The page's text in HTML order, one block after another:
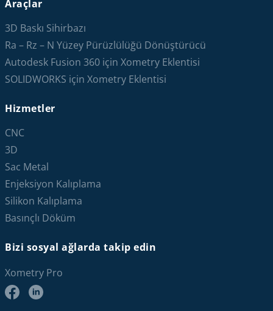
Araçlar
3D Baskı Sihirbazı
Ra – Rz – N Yüzey Pürüzlülüğü Dönüştürücü
Autodesk Fusion 360 için Xometry Eklentisi
SOLIDWORKS için Xometry Eklentisi
Hizmetler
CNC
3D
Sac Metal
Enjeksiyon Kalıplama
Silikon Kalıplama
Basınçlı Döküm
Bizi sosyal ağlarda takip edin
Xometry Pro